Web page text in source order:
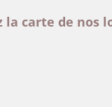
la carte de nos